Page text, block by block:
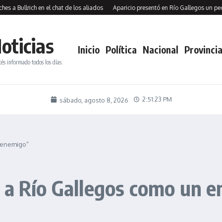
en el chat de los aliados Aparicio presentó en Río Gallegos un pedido
informado todos los días.
Inicio Política Nacional
sábado, agosto 8, 2026 2:51:24 PM
Río Gallegos como un